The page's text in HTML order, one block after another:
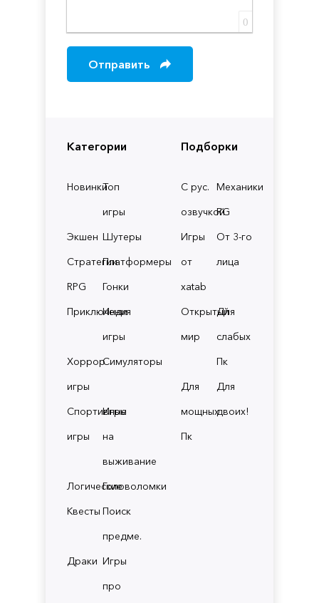
Категории
НовинкиТоп
игры
Экшен Шутеры
СтратегииПлатформеры
RPG
Гонки
Приключения
Инди
игры
Хоррор
игры
Симуляторы
Спортивные
игры
Игры
на
выживание
ЛогическиеГоловоломки
Квесты Поиск
предме.
Драки Игры
про
Подборки
С рус.
озвучкой
Механики
RG
Игры
от
xatab
От 3-го
лица
Открытый
мир
Для
слабых
Пк
Для
мощных
Пк
Для
двоих!
0
Отправить